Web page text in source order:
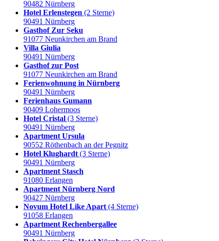
90482 Nürnberg
Hotel Erlenstegen (2 Sterne)
90491 Nürnberg
Gasthof Zur Seku
91077 Neunkirchen am Brand
Villa Giulia
90491 Nürnberg
Gasthof zur Post
91077 Neunkirchen am Brand
Ferienwohnung in Nürnberg
90491 Nürnberg
Ferienhaus Gumann
90409 Lohermoos
Hotel Cristal (3 Sterne)
90491 Nürnberg
Apartment Ursula
90552 Röthenbach an der Pegnitz
Hotel Klughardt (3 Sterne)
90491 Nürnberg
Apartment Stasch
91080 Erlangen
Apartment Nürnberg Nord
90427 Nürnberg
Novum Hotel Like Apart (4 Sterne)
91058 Erlangen
Apartment Rechenbergallee
90491 Nürnberg